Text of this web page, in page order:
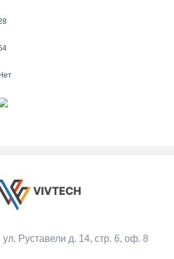
Нет
ул. Руставели д. 14, стр. 6, оф. 8